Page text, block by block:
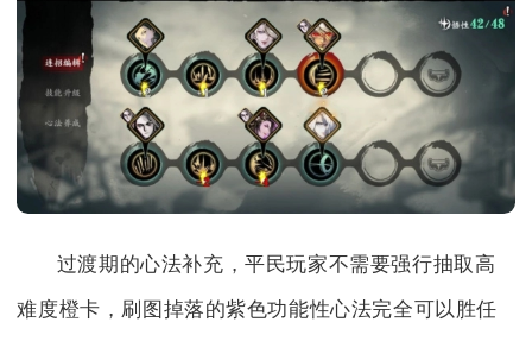
过渡期的心法补充，平民玩家不需要强行抽取高
难度橙卡，刷图掉落的紫色功能性心法完全可以胜任